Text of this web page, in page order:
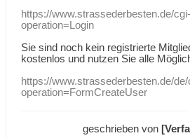
https://www.strassederbesten.de/
operation=Login
Sie sind noch kein registrierte
kostenlos und nutzen Sie alle
https://www.strassederbesten.de/
operation=FormCreateUser
geschrieben von